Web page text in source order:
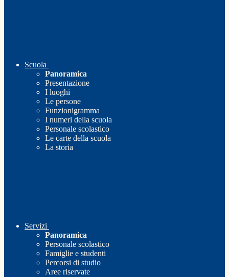
Scuola
Panoramica
Presentazione
I luoghi
Le persone
Funzionigramma
I numeri della scuola
Personale scolastico
Le carte della scuola
La storia
Servizi
Panoramica
Personale scolastico
Famiglie e studenti
Percorsi di studio
Aree riservate